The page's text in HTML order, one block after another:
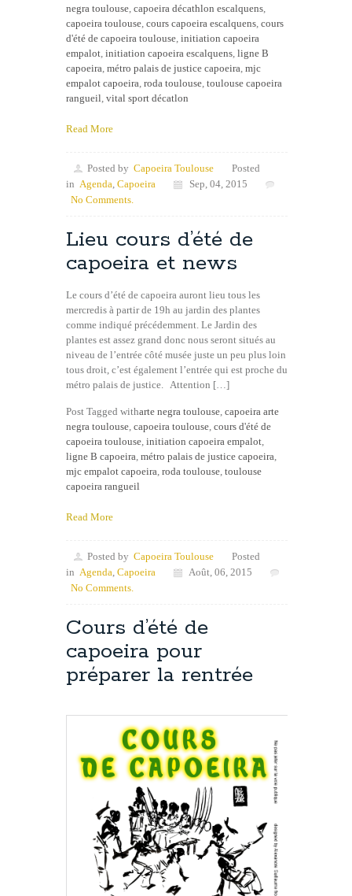
negra toulouse capoeira décathlon escalquens
capoeira toulouse cours capoeira escalquens cours
d'été de capoeira toulouse initiation capoeira
empalot initiation capoeira escalquens ligne B
capoeira métro palais de justice capoeira mjc
empalot capoeira roda toulouse toulouse capoeira
rangueil vital sport décatlon
Read More
Posted by Capoeira Toulouse
Posted
in Agenda Capoeira
Sep, 04, 2015
No Comments.
Lieu cours d’été de
capoeira et news
Le cours d’été de capoeira auront lieu tous les
mercredis à partir de 19h au jardin des plantes
comme indiqué précédemment. Le Jardin des
plantes est assez grand donc nous seront situés au
niveau de l’entrée côté musée juste un peu plus loin
tous droit, c’est également l’entrée qui est proche du
métro palais de justice. Attention […]
Post Tagged witharte negra toulouse capoeira arte
negra toulouse capoeira toulouse cours d'été de
capoeira toulouse initiation capoeira empalot
ligne B capoeira métro palais de justice capoeira
mjc empalot capoeira roda toulouse toulouse
capoeira rangueil
Read More
Posted by Capoeira Toulouse
Posted
in Agenda Capoeira
Août, 06, 2015
No Comments.
Cours d’été de
capoeira pour
préparer la rentrée